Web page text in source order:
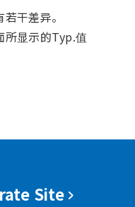
干差异。
所显示的Typ.值
Site